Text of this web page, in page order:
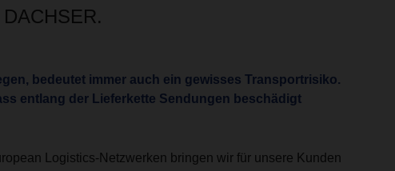
bedeutet immer auch ein gewisses Transportrisiko.
entlang der Lieferkette Sendungen beschädigt
Logistics-Netzwerken bringen wir für unsere Kunden